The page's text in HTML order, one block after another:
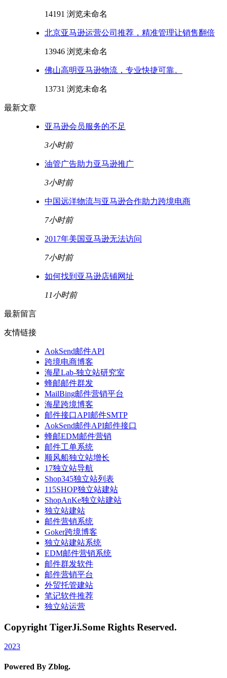
14191 浏览未命名
北京亚马逊运营公司推荐，精准管理让销售翻倍
13946 浏览未命名
佛山高明亚马逊物流，专业快捷可靠。
13731 浏览未命名
最新文章
亚马逊会员服务的不足
3小时前
油管广告助力亚马逊推广
3小时前
中国远洋物流与亚马逊合作助力跨境电商
7小时前
2017年美国亚马逊无法访问
7小时前
如何找到亚马逊店铺网址
11小时前
最新留言
友情链接
AokSend邮件API
跨境电商博客
海星Lab-独立站研究室
蜂邮邮件群发
MailBing邮件营销平台
海星跨境博客
邮件接口API邮件SMTP
AokSend邮件API邮件接口
蜂邮EDM邮件营销
邮件工单系统
顺风船独立站增长
17独立站导航
Shop345独立站列表
115SHOP独立站建站
ShopAnKe独立站建站
独立站建站
邮件营销系统
Goker跨境博客
独立站建站系统
EDM邮件营销系统
邮件群发软件
邮件营销平台
外贸托管建站
笔记软件推荐
独立站运营
Copyright TigerJi.Some Rights Reserved.
2023
Powered By Zblog.